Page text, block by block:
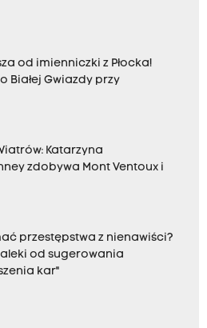
od imienniczki z Płocka!
Białej Gwiazdy przy
Katarzyna
zdobywa Mont Ventoux i
przestępstwa z nienawiści?
od sugerowania
kar"